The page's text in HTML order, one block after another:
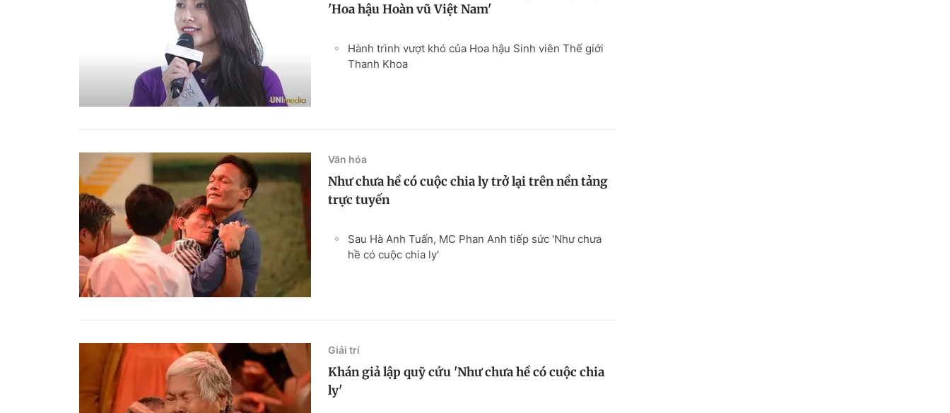
'Hoa hậu Hoàn vũ Việt Nam'
Hành trình vượt khó của Hoa hậu Sinh viên Thế giới
Thanh Khoa
Văn hóa
Như chưa hề có cuộc chia ly trở lại trên nền tảng
trực tuyến
Sau Hà Anh Tuấn, MC Phan Anh tiếp sức 'Như chưa
hề có cuộc chia ly'
Giải trí
Khán giả lập quỹ cứu 'Như chưa hề có cuộc chia
ly'